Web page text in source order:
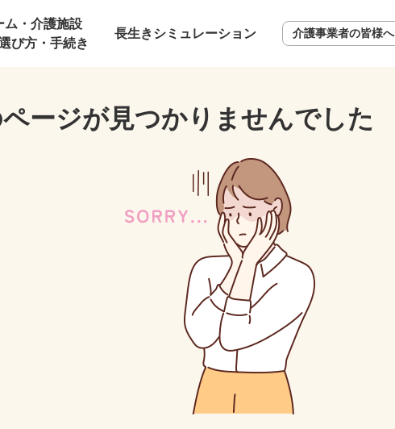
ム・介護施設
び方・手続き
長生きシミュレーション 介護事業者の皆様へ
ージが見つかりませんでした